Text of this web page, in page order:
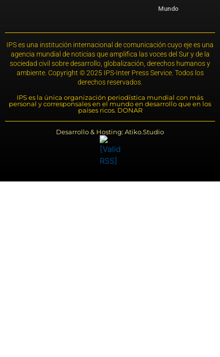
Mundo
IPS es una institución internacional de comunicación cuyo eje es una
agencia mundial de noticias que amplifica las voces del Sur y de la
sociedad civil sobre desarrollo, globalización, derechos humanos y
ambiente. Copyright © 2025 IPS-Inter Press Service. Todos los
derechos reservados.
IPS es la única organización periodística mundial con más
personal y corresponsales en el mundo en desarrollo que en los
países ricos. DONAR
Desarrollo & Hosting: Atiko.Studio